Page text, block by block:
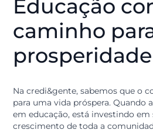
E o que fazer para que
nesse sentido? Confira
Faça uma lista
matrícula até custos
materiais extras que o
Pesquise preços com
escolares e livros
fornecedores. Com o